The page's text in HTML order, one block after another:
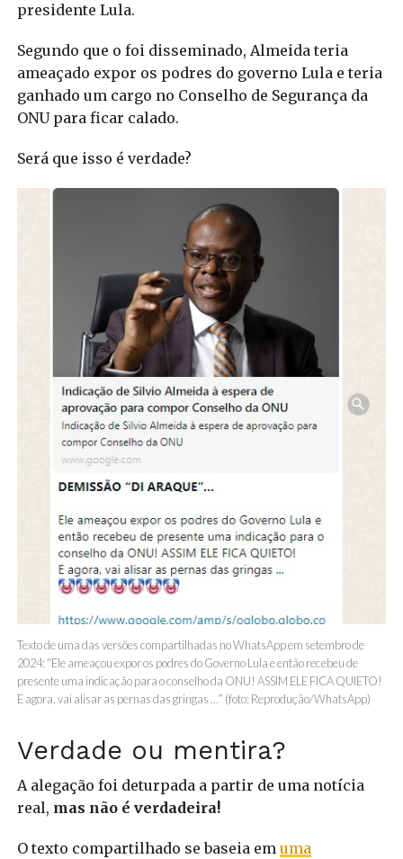
presidente Lula.
Segundo que o foi disseminado, Almeida teria
ameaçado expor os podres do governo Lula e teria
ganhado um cargo no Conselho de Segurança da
ONU para ficar calado.
Será que isso é verdade?
Texto de uma das versões compartilhadas no WhatsApp em setembro de
2024: “Ele ameaçou expor os podres do Governo Lula e então recebeu de
presente uma indicação para o conselho da ONU! ASSIM ELE FICA QUIETO!
E agora, vai alisar as pernas das gringas …” (foto: Reprodução/WhatsApp)
Verdade ou mentira?
A alegação foi deturpada a partir de uma notícia
real, mas não é verdadeira!
O texto compartilhado se baseia em uma